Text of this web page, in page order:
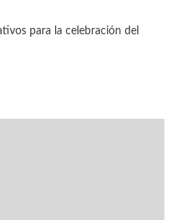
para la celebración del